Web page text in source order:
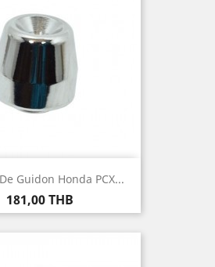
Guidon Honda PCX...
Prix
181,00 THB